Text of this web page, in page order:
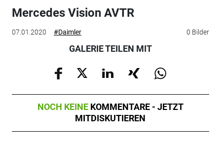
07.01.2020 #Daimler 0 Bilder
Mercedes Vision AVTR
GALERIE TEILEN MIT
NOCH KEINE KOMMENTARE - JETZT
MITDISKUTIEREN